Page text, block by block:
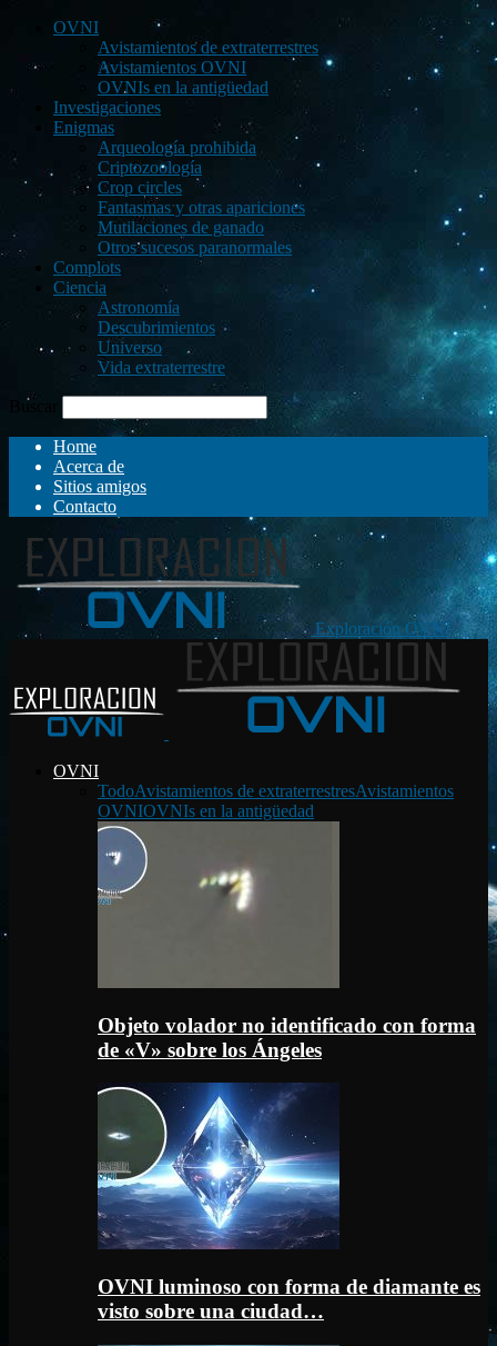
OVNI
Avistamientos de extraterrestres
Avistamientos OVNI
OVNIs en la antigüedad
Investigaciones
Enigmas
Arqueología prohibida
Criptozoología
Crop circles
Fantasmas y otras apariciones
Mutilaciones de ganado
Otros sucesos paranormales
Complots
Ciencia
Astronomía
Descubrimientos
Universo
Vida extraterrestre
Buscar
Home
Acerca de
Sitios amigos
Contacto
Exploración OVNI
OVNI
TodoAvistamientos de extraterrestresAvistamientos
OVNIOVNIs en la antigüedad
Objeto volador no identificado con forma
de «V» sobre los Ángeles
OVNI luminoso con forma de diamante es
visto sobre una ciudad…